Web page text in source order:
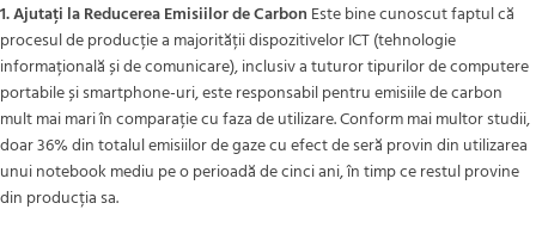
1. Ajutați la Reducerea Emisiilor de Carbon Este bine cunoscut faptul că
procesul de producție a majorității dispozitivelor ICT (tehnologie
informațională și de comunicare), inclusiv a tuturor tipurilor de computere
portabile și smartphone-uri, este responsabil pentru emisiile de carbon
mult mai mari în comparație cu faza de utilizare. Conform mai multor studii,
doar 36% din totalul emisiilor de gaze cu efect de seră provin din utilizarea
unui notebook mediu pe o perioadă de cinci ani, în timp ce restul provine
din producția sa.